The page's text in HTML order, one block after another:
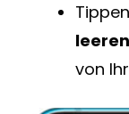
von